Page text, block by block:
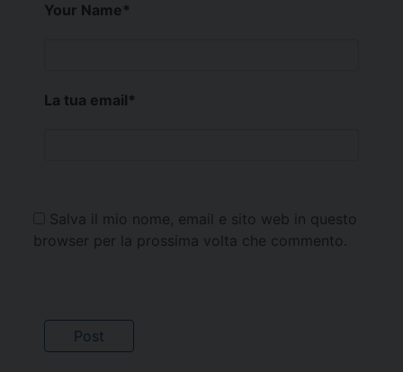
Your Name*
La tua email*
Salva il mio nome, email e sito web in questo
browser per la prossima volta che commento.